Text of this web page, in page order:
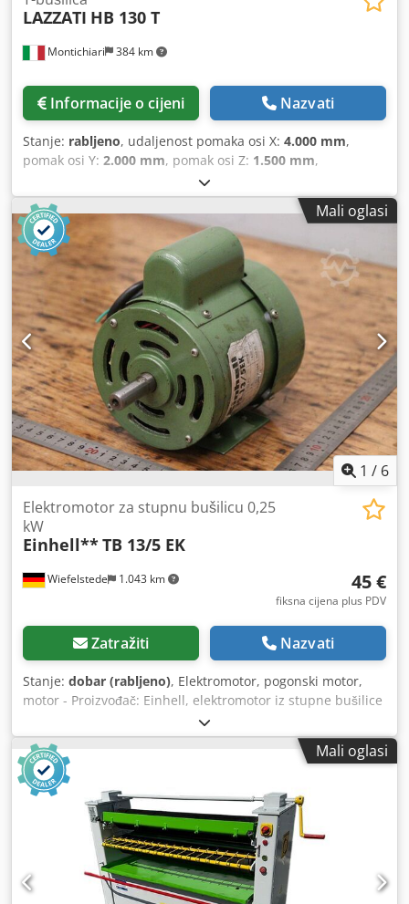
Montichiari 384 km
LAZZATI HB 130 T
Informacije o cijeni Nazvati
Stanje: rabljeno, udaljenost pomaka osi X: 4.000 mm,
pomak osi Y: 2.000 mm, pomak osi Z: 1.500 mm,
maksimalna brzina okretanja:3.000 okr/min
STEZNE GLAVE: 130 mm VRSTA STEZNE GLAVE: ISO 50 HOD
OS X (STOL): 4000 mm HOD OS Y (OKOMITA OSOVINA):
2000 mm HOD OS Z (POPREČNA OSOVINA): 1500 mm HOD
OS W (GLAVA): 700 mm Chsdpfx Afezl Duys Aja BROJ
OKRETAJA: 3000 o/min SNAGA POGONSKOG MOTORA
STEZNE GLAVE: 52,5 kW PRIBLIŽNA TEŽINA: 35 tona CNC
UPRAVLJAČKI SUSTAV: HEIDENHAIN TNC 530 ROTACIJSKI
STOL: 1500 x 2000 mm (12 tona) AUTOMATSKA GLAVA:
UNIVERZALNA, AUA 360 (1° x 1°) HLAĐENJE: PRIKLJUČCI ZA
HLADNO SREDSTVO (ULOZ I IZLAZ) AUTOMATSKA IZMJENA
ALATA: 50 položaja ODVOD STROGA 2 STOLICE: 1800 x 800
x 600 mm 2 STOLICE: 1140 x 500 x 640 mm
Mali oglasi
1 / 6
Wiefelstede 1.043 km
Elektromotor za stupnu bušilicu 0,25
kW
Einhell**TB 13/5 EK
45 €
fiksna cijena plus PDV
Zatražiti Nazvati
Stanje: dobar (rabljeno), Elektromotor, pogonski motor,
motor - Proizvođač: Einhell, elektromotor iz stupne bušilice
TB 13/5 EK - Snaga: 0,25 kW / 1420 o/min - Osovina: Ø 14 x
30 mm - Količina: dostupno 6 motora - Cijena: po komadu -
Dimenzije: 185/123/165 mm - Težina: 4,6 kg/kom. Chjdpsw
S Tg Tjfx Af Aja
Mali oglasi